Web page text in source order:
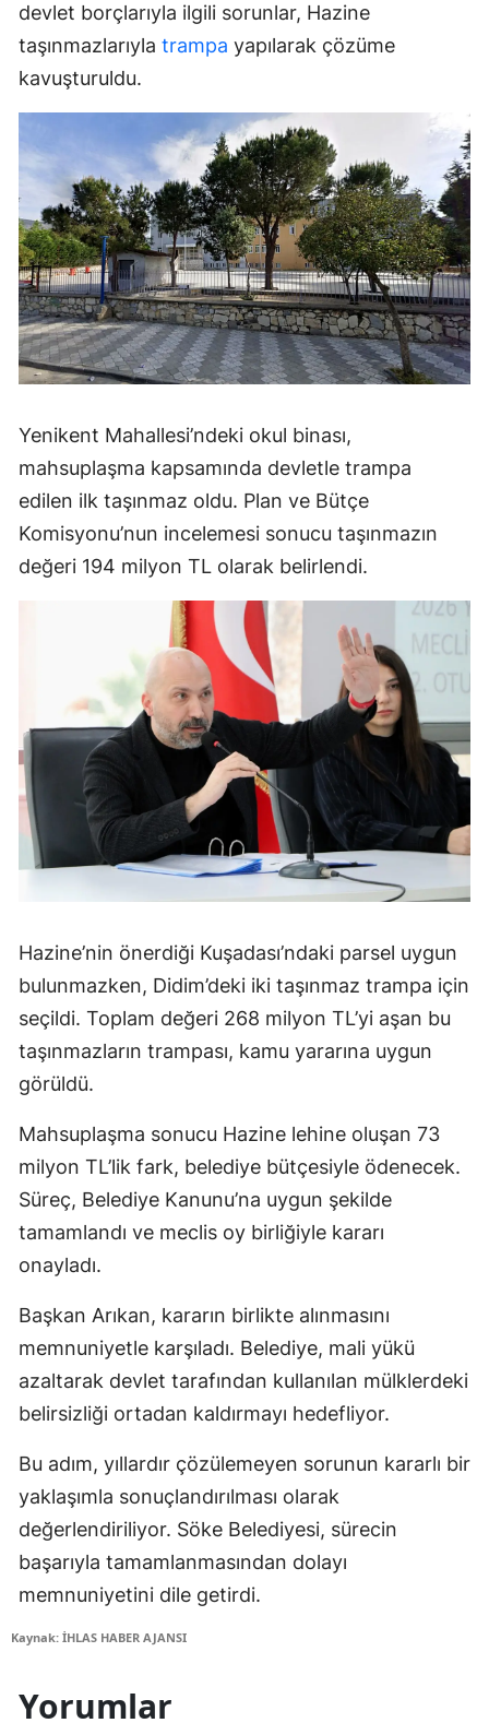
devlet borçlarıyla ilgili sorunlar, Hazine
taşınmazlarıyla trampa yapılarak çözüme
kavuşturuldu.
Yenikent Mahallesi’ndeki okul binası,
mahsuplaşma kapsamında devletle trampa
edilen ilk taşınmaz oldu. Plan ve Bütçe
Komisyonu’nun incelemesi sonucu taşınmazın
değeri 194 milyon TL olarak belirlendi.
Hazine’nin önerdiği Kuşadası’ndaki parsel uygun
bulunmazken, Didim’deki iki taşınmaz trampa için
seçildi. Toplam değeri 268 milyon TL’yi aşan bu
taşınmazların trampası, kamu yararına uygun
görüldü.
Mahsuplaşma sonucu Hazine lehine oluşan 73
milyon TL’lik fark, belediye bütçesiyle ödenecek.
Süreç, Belediye Kanunu’na uygun şekilde
tamamlandı ve meclis oy birliğiyle kararı
onayladı.
Başkan Arıkan, kararın birlikte alınmasını
memnuniyetle karşıladı. Belediye, mali yükü
azaltarak devlet tarafından kullanılan mülklerdeki
belirsizliği ortadan kaldırmayı hedefliyor.
Bu adım, yıllardır çözülemeyen sorunun kararlı bir
yaklaşımla sonuçlandırılması olarak
değerlendiriliyor. Söke Belediyesi, sürecin
başarıyla tamamlanmasından dolayı
memnuniyetini dile getirdi.
Kaynak: İHLAS HABER AJANSI
Yorumlar